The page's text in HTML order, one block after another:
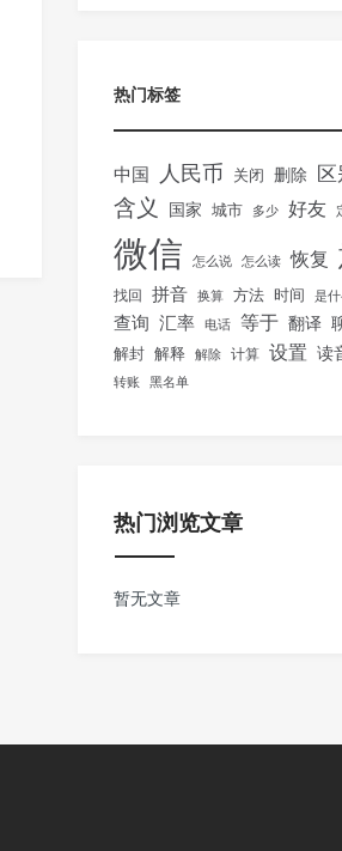
热门标签
中国 人民币 关闭 删除 区
含义 国家 城市 多少 好友
微信 怎么说 怎么读 恢复
找回 拼音 换算 方法 时间 是
查询 汇率 电话 等于 翻译
解封 解释 解除 计算 设置 读
转账 黑名单
热门浏览文章
暂无文章